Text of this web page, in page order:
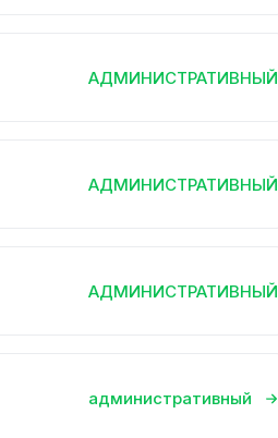
АДМИНИСТРАТИВНЫЙ
АДМИНИСТРАТИВНЫЙ
АДМИНИСТРАТИВНЫЙ
административный